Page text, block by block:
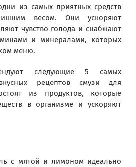
из самых приятных средств
весом. Они ускоряют
чувство голода и снабжают
и минералами, которых
меню.
следующие 5 самых
рецептов смузи для
из продуктов, которые
в организме и ускоряют
с мятой и лимоном идеально